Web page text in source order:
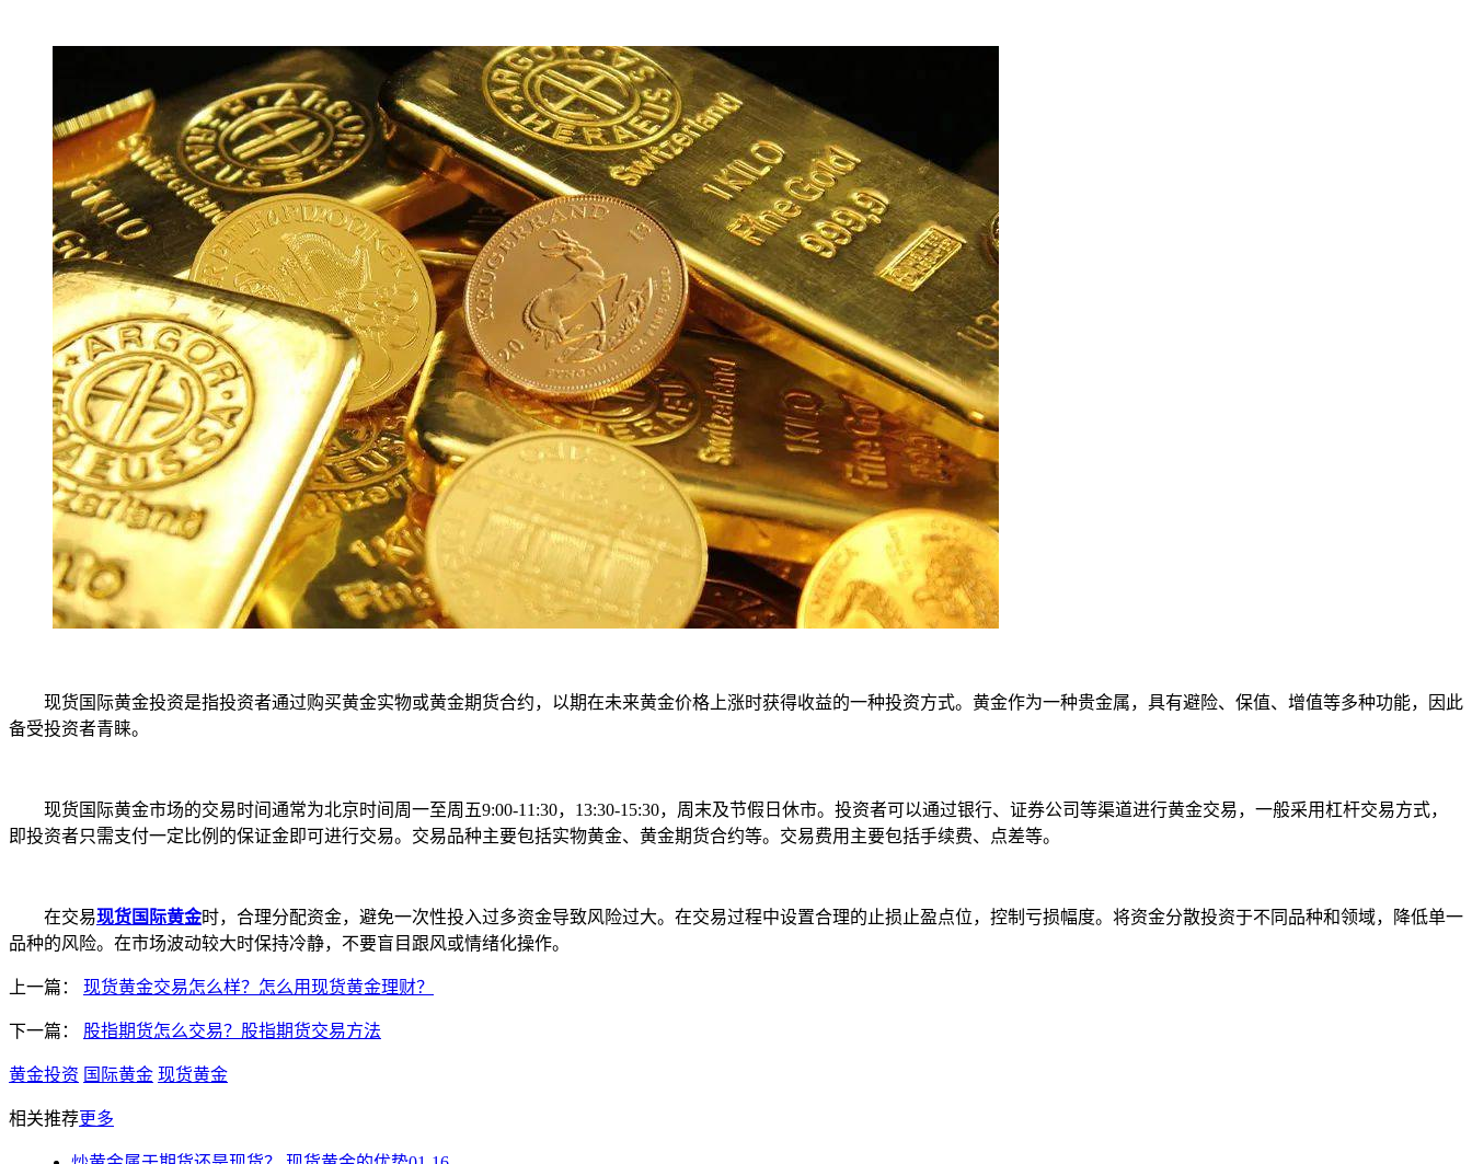
现货国际黄金投资是指投资者通过购买黄金实物或黄金期货合约，以期在未来黄金价格上涨时获得收益的一种投资方式。黄金作为一种贵金属，具有避险、保值、增值等多种功能，因此
备受投资者青睐。
现货国际黄金市场的交易时间通常为北京时间周一至周五9:00-11:30，13:30-15:30，周末及节假日休市。投资者可以通过银行、证券公司等渠道进行黄金交易，一般采用杠杆交易方式，
即投资者只需支付一定比例的保证金即可进行交易。交易品种主要包括实物黄金、黄金期货合约等。交易费用主要包括手续费、点差等。
在交易现货国际黄金时，合理分配资金，避免一次性投入过多资金导致风险过大。在交易过程中设置合理的止损止盈点位，控制亏损幅度。将资金分散投资于不同品种和领域，降低单一
品种的风险。在市场波动较大时保持冷静，不要盲目跟风或情绪化操作。
上一篇： 现货黄金交易怎么样？怎么用现货黄金理财？
下一篇： 股指期货怎么交易？股指期货交易方法
黄金投资 国际黄金 现货黄金
相关推荐更多